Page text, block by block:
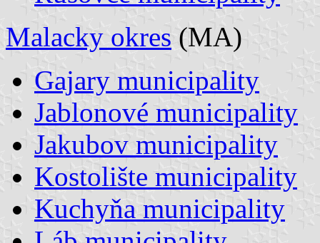
Malacky okres (MA)
Gajary municipality
Jablonové municipality
Jakubov municipality
Kostolište municipality
Kuchyňa municipality